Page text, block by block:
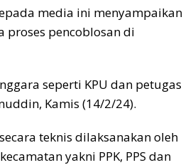
media ini menyampaikan
proses pencoblosan di
seperti KPU dan petugas
Kamis (14/2/24).
teknis dilaksanakan oleh
yakni PPK, PPS dan